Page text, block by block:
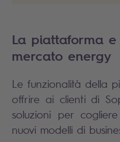
La piattaforma
mercato energy
Le funzionalità della
offrire ai clienti di
soluzioni per
nuovi modelli di